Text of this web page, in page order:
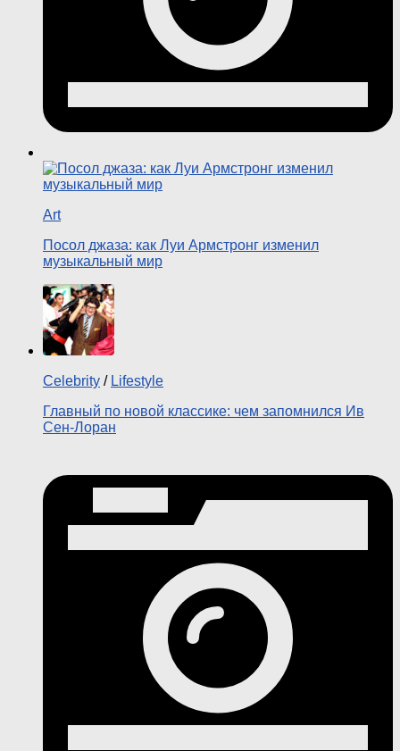
Art
Посол джаза: как Луи Армстронг изменил
музыкальный мир
Celebrity / Lifestyle
Главный по новой классике: чем запомнился Ив
Сен-Лоран